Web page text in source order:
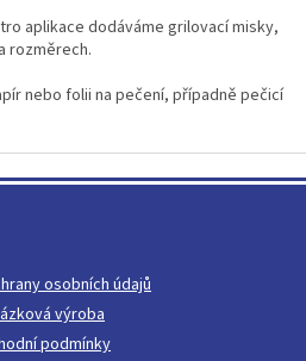
v
ý
i
aplikace dodáváme grilovací misky,
rozměrech.
nebo folii na pečení, případně pečicí
osobních údajů
výroba
podmínky